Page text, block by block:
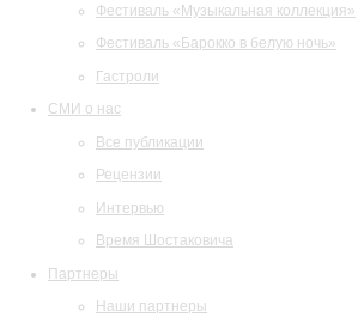
Фестиваль «Музыкальная коллекция»
Фестиваль «Барокко в белую ночь»
Гастроли
СМИ о нас
Все публикации
Рецензии
Интервью
Время Шостаковича
Партнеры
Наши партнеры